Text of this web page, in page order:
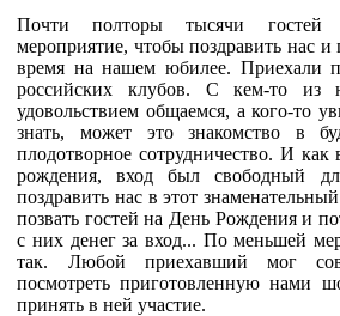
Почти полторы тысячи гостей
мероприятие, чтобы поздравить нас и
время на нашем юбилее. Приехали
российских клубов. С кем-то
удовольствием общаемся, а кого-то
знать, может это знакомство в
плодотворное сотрудничество. И как
рождения, вход был свободный
поздравить нас в этот
позвать гостей на День Рождения и
с них денег за вход... По меньшей
так. Любой приехавший мог
посмотреть приготовленную нами
принять в ней участие.